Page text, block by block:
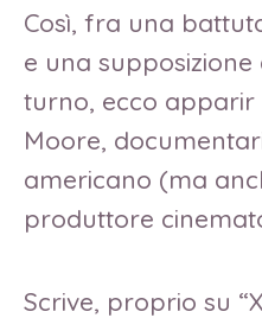
Così, fra una
e una
turno, ecco apparir
Moore,
americano (ma
produttore
Scrive, proprio su